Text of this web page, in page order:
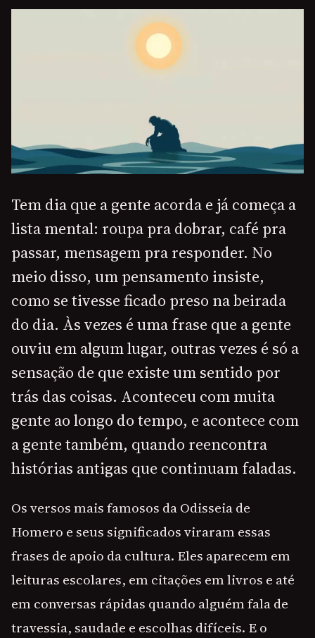
Tem dia que a gente acorda e já começa a
lista mental: roupa pra dobrar, café pra
passar, mensagem pra responder. No
meio disso, um pensamento insiste,
como se tivesse ficado preso na beirada
do dia. Às vezes é uma frase que a gente
ouviu em algum lugar, outras vezes é só a
sensação de que existe um sentido por
trás das coisas. Aconteceu com muita
gente ao longo do tempo, e acontece com
a gente também, quando reencontra
histórias antigas que continuam faladas.
Os versos mais famosos da Odisseia de
Homero e seus significados viraram essas
frases de apoio da cultura. Eles aparecem em
leituras escolares, em citações em livros e até
em conversas rápidas quando alguém fala de
travessia, saudade e escolhas difíceis. E o